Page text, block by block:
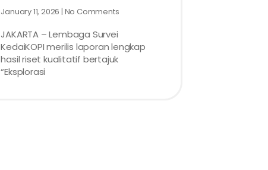
January 11, 2026 No Comments
JAKARTA – Lembaga Survei
KedaiKOPI merilis laporan lengkap
hasil riset kualitatif bertajuk
“Eksplorasi